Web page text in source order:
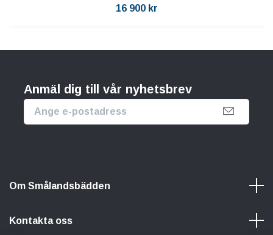
16 900 kr
Anmäl dig till vår nyhetsbrev
Om Smålandsbädden
Kontakta oss